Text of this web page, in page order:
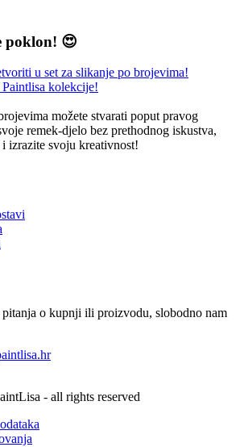
poklon! 😍
u set za slikanje po brojevima!
kolekcije!
možete stvarati poput pravog
remek-djelo bez prethodnog iskustva,
izrazite svoju kreativnost!
o kupnji ili proizvodu, slobodno nam
- all rights reserved